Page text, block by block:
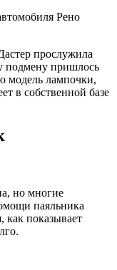
Рено
прослужила
подмену пришлось
модель лампочки,
в собственной базе
но многие
паяльника
как показывает